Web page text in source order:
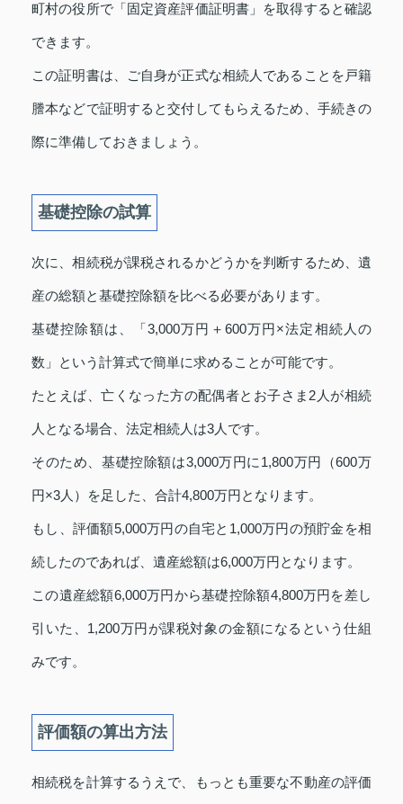
町村の役所で「固定資産評価証明書」を取得すると確認
できます。
この証明書は、ご自身が正式な相続人であることを戸籍
謄本などで証明すると交付してもらえるため、手続きの
際に準備しておきましょう。
基礎控除の試算
次に、相続税が課税されるかどうかを判断するため、遺
産の総額と基礎控除額を比べる必要があります。
基礎控除額は、「3,000万円＋600万円×法定相続人の
数」という計算式で簡単に求めることが可能です。
たとえば、亡くなった方の配偶者とお子さま2人が相続
人となる場合、法定相続人は3人です。
そのため、基礎控除額は3,000万円に1,800万円（600万
円×3人）を足した、合計4,800万円となります。
もし、評価額5,000万円の自宅と1,000万円の預貯金を相
続したのであれば、遺産総額は6,000万円となります。
この遺産総額6,000万円から基礎控除額4,800万円を差し
引いた、1,200万円が課税対象の金額になるという仕組
みです。
評価額の算出方法
相続税を計算するうえで、もっとも重要な不動産の評価